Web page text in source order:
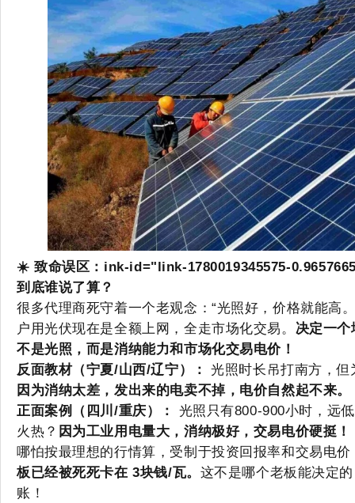
☀️ 致命误区： ink-id="link-1780019345575-
到底谁说了算？
很多代理商死守着一个老观念：“光照好，价格就能高
户用光伏现在是全额上网，全走市场化交易。 决定一个
不是光照，而是消纳能力和市场化交易电价！
反面教材（宁夏/山西/辽宁）：
光照时长吊打南方，
因为消纳太差，发出来的电卖不掉，电价自然起不来。
正面案例（四川/重庆）：
光照只有800-900小时，远
火热？ 因为工业用电量大，消纳极好，交易电价硬挺！
哪怕按最理想的行情算，受制于投资回报率和交易电
板已经被死死卡在 3块钱/瓦。 这不是哪个老板能决定
账！